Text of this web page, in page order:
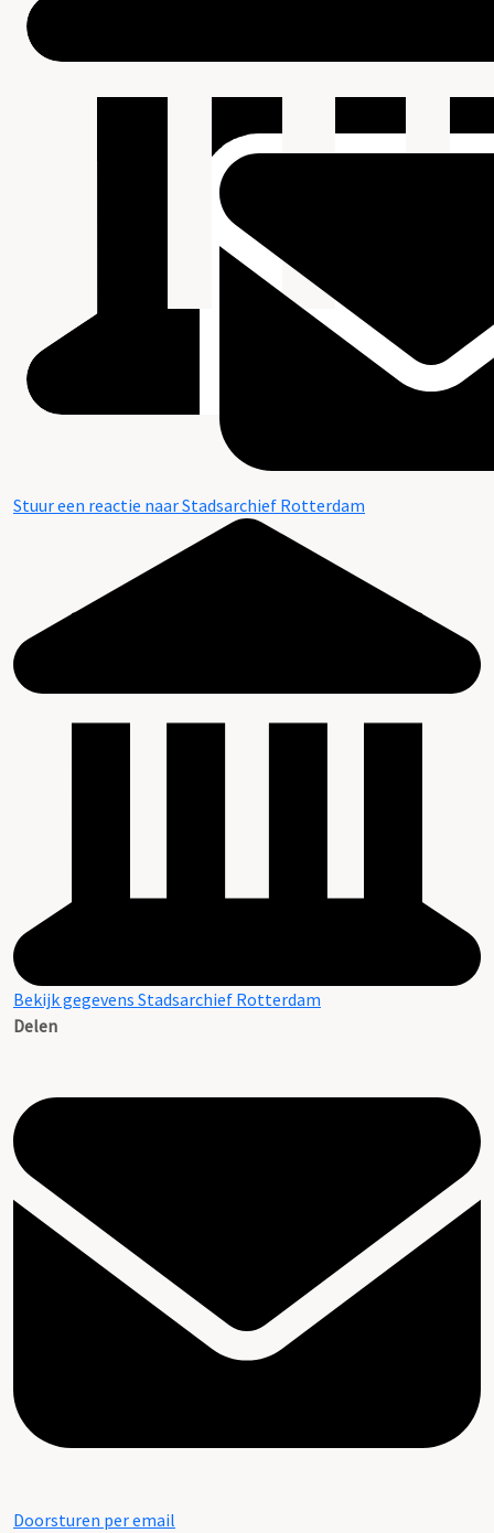
Stuur een reactie naar Stadsarchief Rotterdam
Bekijk gegevens Stadsarchief Rotterdam
Delen
Doorsturen per email